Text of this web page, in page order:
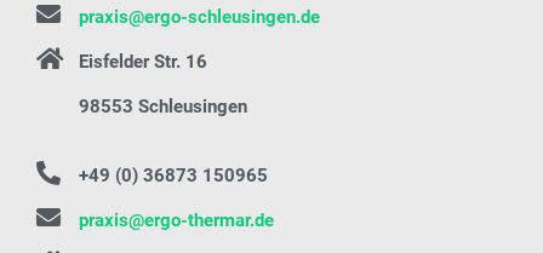
praxis@ergo-schleusingen.de
Eisfelder Str. 16
98553 Schleusingen
+49 (0) 36873 150965
praxis@ergo-thermar.de